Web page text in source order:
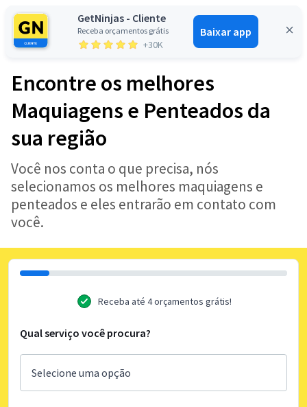
GetNinjas - Cliente
Receba orçamentos grátis
+30K
Baixar app
Entrar
Encontre os melhores
Maquiagens e Penteados da
sua região
Você nos conta o que precisa, nós
selecionamos os melhores maquiagens e
penteados e eles entrarão em contato com
você.
Receba até 4 orçamentos grátis!
Qual serviço você procura?